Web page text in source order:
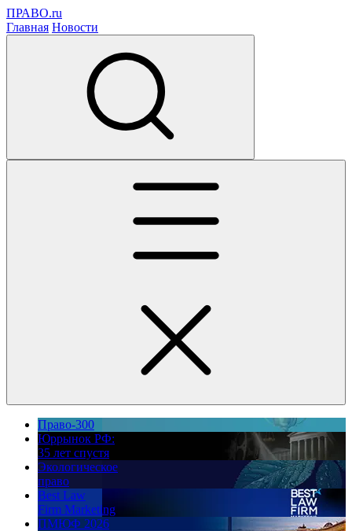
ПРАВО.ru
Главная Новости
Право-300
Юррынок РФ:
35 лет спустя
Экологическое
право
Best Law
Firm Marketing
ПМЮФ 2026